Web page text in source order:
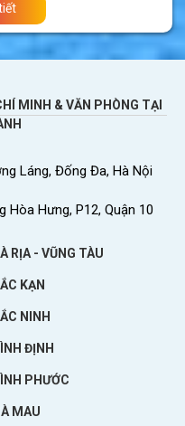
quốc tế mới
tại:
MINH & VĂN PHÒNG TẠI
Láng, Đống Đa, Hà Nội
Hòa Hưng, P12, Quận 10
RỊA - VŨNG TÀU
KẠN
NINH
ĐỊNH
PHƯỚC
MAU